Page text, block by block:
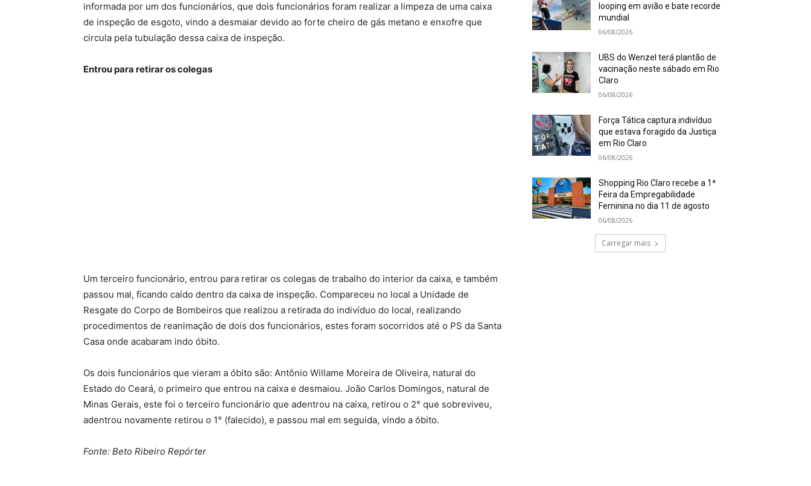
informada por um dos funcionários, que dois funcionários foram realizar a limpeza de uma caixa
de inspeção de esgoto, vindo a desmaiar devido ao forte cheiro de gás metano e enxofre que
circula pela tubulação dessa caixa de inspeção.
Entrou para retirar os colegas
Um terceiro funcionário, entrou para retirar os colegas de trabalho do interior da caixa, e também
passou mal, ficando caído dentro da caixa de inspeção. Compareceu no local a Unidade de
Resgate do Corpo de Bombeiros que realizou a retirada do indivíduo do local, realizando
procedimentos de reanimação de dois dos funcionários, estes foram socorridos até o PS da Santa
Casa onde acabaram indo óbito.
Os dois funcionários que vieram a óbito são: Antônio Willame Moreira de Oliveira, natural do
Estado do Ceará, o primeiro que entrou na caixa e desmaiou. João Carlos Domingos, natural de
Minas Gerais, este foi o terceiro funcionário que adentrou na caixa, retirou o 2° que sobreviveu,
adentrou novamente retirou o 1° (falecido), e passou mal em seguida, vindo a óbito.
Fonte: Beto Ribeiro Repórter
looping em avião e bate recorde
mundial
06/08/2026
UBS do Wenzel terá plantão de
vacinação neste sábado em Rio
Claro
06/08/2026
Força Tática captura indivíduo
que estava foragido da Justiça
em Rio Claro
06/08/2026
Shopping Rio Claro recebe a 1ª
Feira da Empregabilidade
Feminina no dia 11 de agosto
06/08/2026
Carregar mais